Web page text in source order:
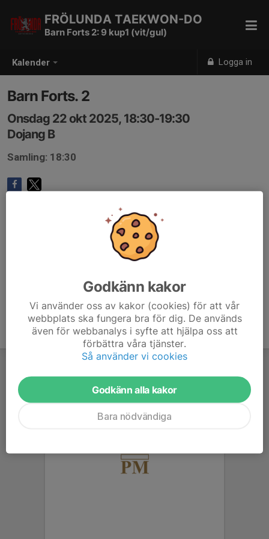
Kalender Logga in
FRÖLUNDA TAEKWON-DO
Barn Forts 2: 9 kup1 (vit/gul)
Barn Forts. 2
Onsdag 22 okt 2025, 18:30-19:30
Dojang B
Samling: 18:30
Godkänn kakor
Vi använder oss av kakor (cookies) för att vår
webbplats ska fungera bra för dig. De används
även för webbanalys i syfte att hjälpa oss att
förbättra våra tjänster.
Så använder vi cookies
Godkänn alla kakor
Bara nödvändiga